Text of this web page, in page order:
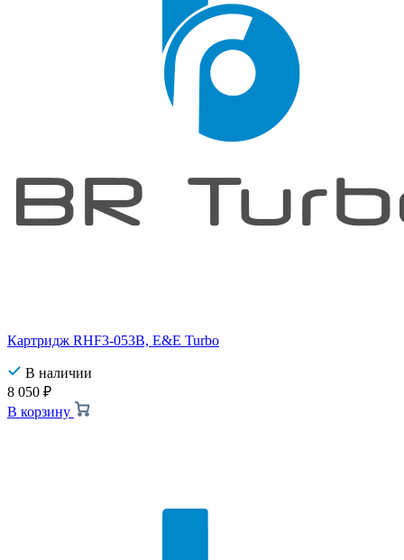
Картридж RHF3-053B, E&E Turbo
В наличии
8 050 ₽
В корзину